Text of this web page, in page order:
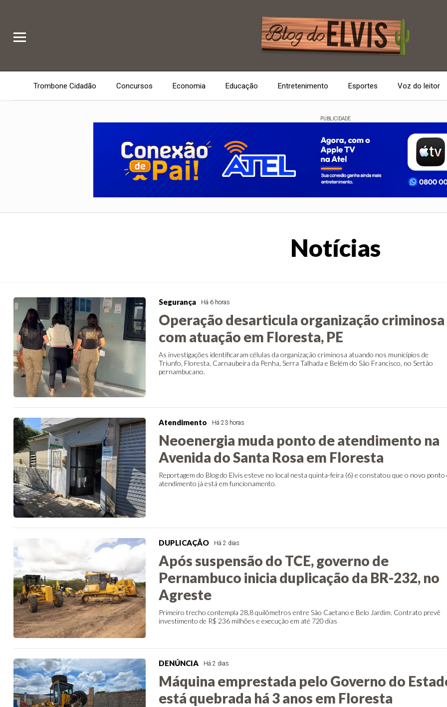
Trombone Cidadão Concursos Economia Educação Entretenimento Esportes Voz do leitor
PUBLICIDADE
Notícias
Segurança Há 6 horas
Operação desarticula organização criminosa
com atuação em Floresta, PE
As investigações identificaram células da organização criminosa atuando nos municípios de
Triunfo, Floresta, Carnaubeira da Penha, Serra Talhada e Belém do São Francisco, no Sertão
pernambucano.
Atendimento Há 23 horas
Neoenergia muda ponto de atendimento na
Avenida do Santa Rosa em Floresta
Reportagem do Blog do Elvis esteve no local nesta quinta-feira (6) e constatou que o novo ponto
atendimento já está em funcionamento.
DUPLICAÇÃO Há 2 dias
Após suspensão do TCE, governo de
Pernambuco inicia duplicação da BR-232, no
Agreste
Primeiro trecho contempla 28,8 quilômetros entre São Caetano e Belo Jardim. Contrato prevê
investimento de R$ 236 milhões e execução em até 720 dias
DENÚNCIA Há 2 dias
Máquina emprestada pelo Governo do
está quebrada há 3 anos em Floresta